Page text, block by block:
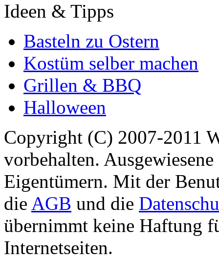
Ideen & Tipps
Basteln zu Ostern
Kostüm selber machen
Grillen & BBQ
Halloween
Copyright (C) 2007-2011
vorbehalten.
Eigentümern. Mit der
die AGB und die
übernimmt keine Haftung
Internetseiten.